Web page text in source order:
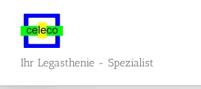
springen
Ihr Legasthenie - Spezialist